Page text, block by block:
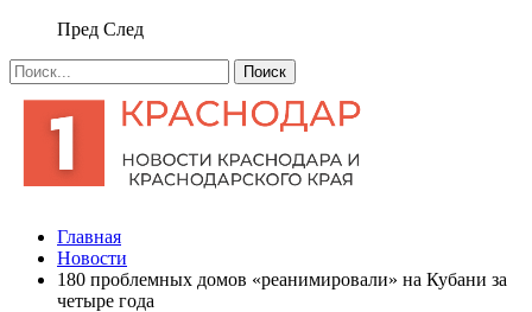
Пред След
Главная
Новости
180 проблемных домов «реанимировали» на Кубани за
четыре года